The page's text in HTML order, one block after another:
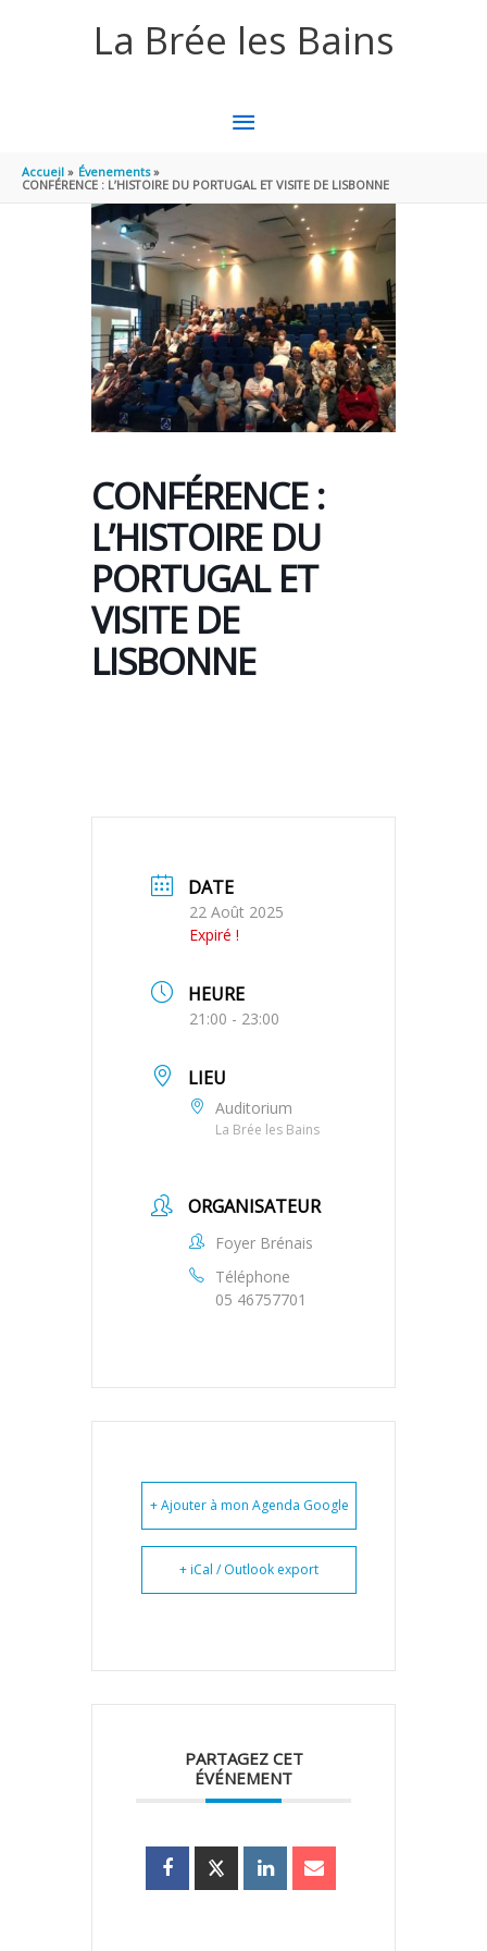
La Brée les Bains
MENU
PRINCIPAL
Accueil
Évenements
CONFÉRENCE : L’HISTOIRE DU PORTUGAL ET VISITE DE LISBONNE
CONFÉRENCE :
L’HISTOIRE DU
PORTUGAL ET
VISITE DE
LISBONNE
DATE
22 Août 2025
Expiré !
HEURE
21:00 - 23:00
LIEU
Auditorium
La Brée les Bains
ORGANISATEUR
Foyer Brénais
Téléphone
05 46757701
+ Ajouter à mon Agenda Google
+ iCal / Outlook export
PARTAGEZ CET
ÉVÉNEMENT